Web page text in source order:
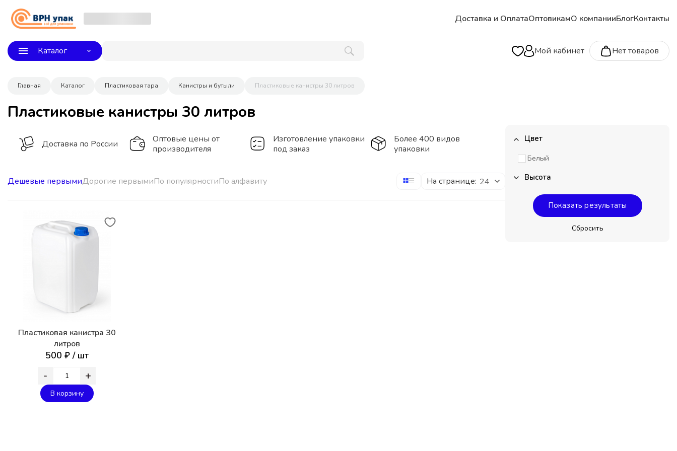
Доставка и ОплатаОптовикамО компанииБлогКонтакты
Каталог Мой кабинет Нет товаров
Главная Каталог Пластиковая тара Канистры и бутыли Пластиковые канистры 30 литров
Пластиковые канистры 30 литров
Доставка по России
Оптовые цены от
производителя
Изготовление упаковки
под заказ
Более 400 видов
упаковки
Дешевые первымиДорогие первымиПо популярностиПо алфавиту На странице: 24
Пластиковая канистра 30
литров
500 ₽ / шт
- +
В корзину
Цвет
Белый
Высота
520 мм